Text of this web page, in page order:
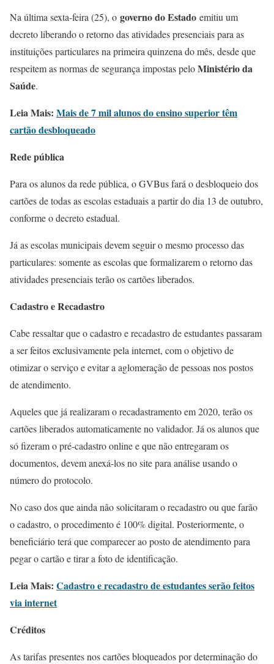
Na última sexta-feira (25), o governo do Estado emitiu um
decreto liberando o retorno das atividades presenciais para as
instituições particulares na primeira quinzena do mês, desde que
respeitem as normas de segurança impostas peloMinistério da
Saúde.
Leia Mais: Mais de 7 mil alunos do ensino superior têm
cartão desbloqueado
Rede pública
Para os alunos da rede pública, o GVBus fará o desbloqueio dos
cartões de todas as escolas estaduais a partir do dia 13 de outubro,
conforme o decreto estadual.
Já as escolas municipais devem seguir o mesmo processo das
particulares: somente as escolas que formalizarem o retorno das
atividades presenciais terão os cartões liberados.
Cadastro e Recadastro
Cabe ressaltar que o cadastro e recadastro de estudantes passaram
a ser feitos exclusivamente pela internet, com o objetivo de
otimizar o serviço e evitar a aglomeração de pessoas nos postos
de atendimento.
Aqueles que já realizaram o recadastramento em 2020, terão os
cartões liberados automaticamente no validador. Já os alunos que
só fizeram o pré-cadastro online e que não entregaram os
documentos, devem anexá-los no site para análise usando o
número do protocolo.
No caso dos que ainda não solicitaram o recadastro ou que farão
o cadastro, o procedimento é 100% digital. Posteriormente, o
beneficiário terá que comparecer ao posto de atendimento para
pegar o cartão e tirar a foto de identificação.
Leia Mais: Cadastro e recadastro de estudantes serão feitos
via internet
Créditos
As tarifas presentes nos cartões bloqueados por determinação do